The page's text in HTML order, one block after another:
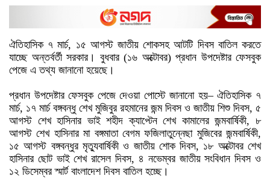
ঐতিহাসিক ৭ মার্চ, ১৫ আগস্ট জাতীয় শোকসহ আটটি দিবস বাতিল করতে
যাচ্ছে অন্তর্বর্তী সরকার। বুধবার (১৬ অক্টোবর) প্রধান উপদেষ্টার ফেসবুক
পেজে এ তথ্য জানানো হয়েছে।
প্রধান উপদেষ্টার ফেসবুক পেজে দেওয়া পোস্টে জানানো হয়– ঐতিহাসিক ৭
মার্চ, ১৭ মার্চ বঙ্গবন্ধু শেখ মুজিবুর রহমানের জন্ম দিবস ও জাতীয় শিশু দিবস, ৫
আগস্ট শেখ হাসিনার ভাই শহীদ ক্যাপ্টেন শেখ কামালের জন্মবার্ষিকী, ৮
আগস্ট শেখ হাসিনার মা বঙ্গমাতা বেগম ফজিলাতুন্নেছা মুজিবের জন্মবার্ষিকী,
১৫ আগস্ট বঙ্গবন্ধুর মৃত্যুবার্ষিকী ও জাতীয় শোক দিবস, ১৮ অক্টোবর শেখ
হাসিনার ছোট ভাই শেখ রাসেল দিবস, ৪ নভেম্বর জাতীয় সংবিধান দিবস ও
১২ ডিসেম্বর স্মার্ট বাংলাদেশ দিবস বাতিল হচ্ছে।